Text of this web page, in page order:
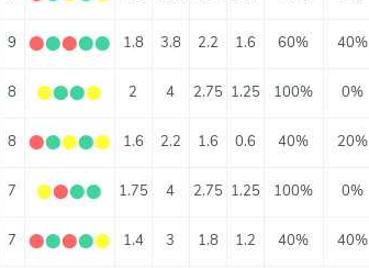
9 ⬤⬤⬤⬤⬤ 1.8 3.8 2.2 1.6 60% 40%
8 ⬤⬤⬤⬤ 2 4 2.75 1.25 100% 0%
8 ⬤⬤⬤⬤⬤ 1.6 2.2 1.6 0.6 40% 20%
7 ⬤⬤⬤⬤ 1.75 4 2.75 1.25 100% 0%
7 ⬤⬤⬤⬤⬤ 1.4 3 1.8 1.2 40% 40%